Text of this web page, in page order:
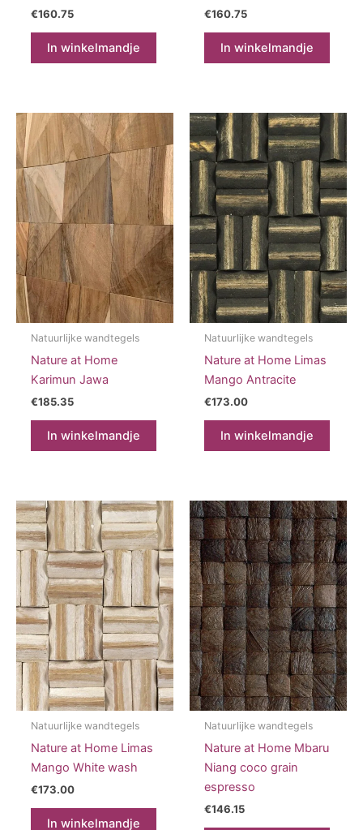
€160.75
In winkelmandje
€160.75
In winkelmandje
Natuurlijke wandtegels
Nature at Home
Karimun Jawa
€185.35
In winkelmandje
Natuurlijke wandtegels
Nature at Home Limas
Mango Antracite
€173.00
In winkelmandje
Natuurlijke wandtegels
Nature at Home Limas
Mango White wash
€173.00
In winkelmandje
Natuurlijke wandtegels
Nature at Home Mbaru
Niang coco grain
espresso
€146.15